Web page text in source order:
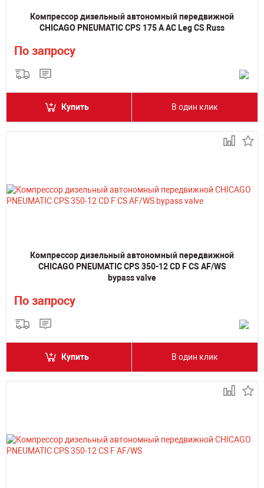
Компрессор дизельный автономный передвижной
CHICAGO PNEUMATIC CPS 175 A AC Leg CS Russ
По запросу
Купить В один клик
Компрессор дизельный автономный передвижной
CHICAGO PNEUMATIC CPS 350-12 CD F CS AF/WS
bypass valve
По запросу
Купить В один клик